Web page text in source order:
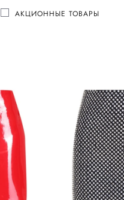
АКЦИОННЫЕ ТОВАРЫ